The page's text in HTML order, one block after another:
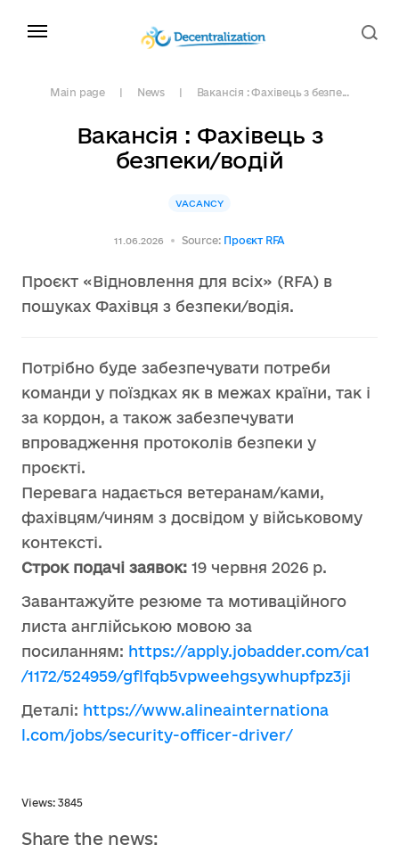
Main page News Вакансія : Фахівець з безпе...
Вакансія : Фахівець з
безпеки/водій
VACANCY
11.06.2026 Source: Проєкт RFA
Проєкт «Відновлення для всіх» (RFA) в
пошуках Фахівця з безпеки/водія.
Потрібно буде забезпечувати потреби
команди у поїздках як в межах країни, так і
за кордон, а також забезпечувати
впровадження протоколів безпеки у
проєкті.
Перевага надається ветеранам/ками,
фахівцям/чиням з досвідом у військовому
контексті.
Строк подачі заявок: 19 червня 2026 р.
Завантажуйте резюме та мотиваційного
листа англійською мовою за
посиланням: https://apply.jobadder.com/ca1
/1172/524959/gflfqb5vpweehgsywhupfpz3ji
Деталі: https://www.alineainternationa
l.com/jobs/security-officer-driver/
Views: 3845
Share the news: